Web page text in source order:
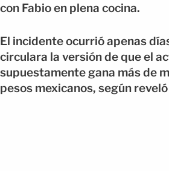
con Fabio en plena cocina.
El incidente ocurrió apenas
circulara la versión de que el
supuestamente gana más de
pesos mexicanos, según